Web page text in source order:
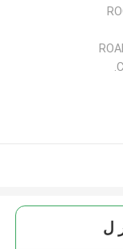
CITY,GUANGDONG PROVINCE.
ل